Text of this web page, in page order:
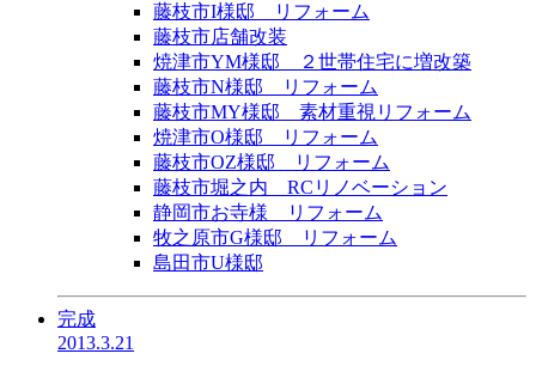
藤枝市I様邸 リフォーム
藤枝市店舗改装
焼津市YM様邸 ２世帯住宅に増改築
藤枝市N様邸 リフォーム
藤枝市MY様邸 素材重視リフォーム
焼津市O様邸 リフォーム
藤枝市OZ様邸 リフォーム
藤枝市堀之内 RCリノベーション
静岡市お寺様 リフォーム
牧之原市G様邸 リフォーム
島田市U様邸
完成
2013.3.21